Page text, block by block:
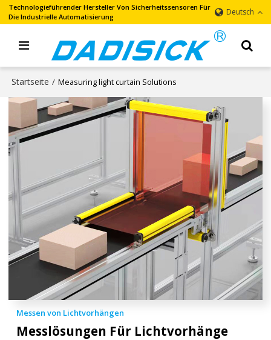
Technologieführender Hersteller Von Sicherheitssensoren Für
Die Industrielle Automatisierung
Deutsch
Startseite / Measuring light curtain Solutions
Messen von Lichtvorhängen
Messlösungen Für Lichtvorhänge